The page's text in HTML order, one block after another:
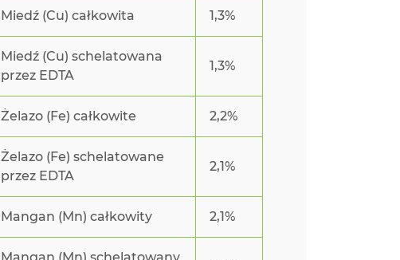
Miedź (Cu) całkowita 1,3%
Miedź (Cu) schelatowana
przez EDTA
1,3%
Żelazo (Fe) całkowite 2,2%
Żelazo (Fe) schelatowane
przez EDTA
2,1%
Mangan (Mn) całkowity 2,1%